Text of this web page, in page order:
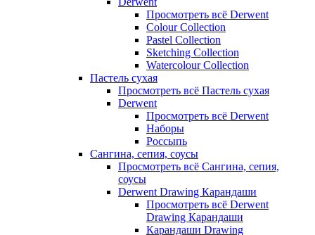
Просмотреть всё Derwent
Colour Collection
Pastel Collection
Sketching Collection
Watercolour Collection
Пастель сухая
Просмотреть всё Пастель сухая
Derwent
Просмотреть всё Derwent
Наборы
Россыпь
Сангина, сепия, соусы
Просмотреть всё Сангина, сепия,
соусы
Derwent Drawing Карандаши
Просмотреть всё Derwent
Drawing Карандаши
Карандаши Drawing